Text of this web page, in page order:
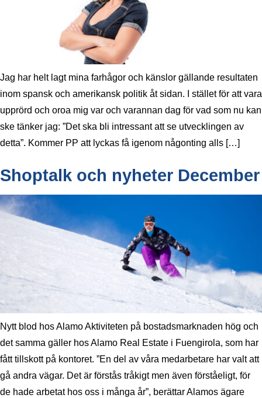
Jag har helt lagt mina farhågor och känslor gällande resultaten
inom spansk och amerikansk politik åt sidan. I stället för att vara
upprörd och oroa mig var och varannan dag för vad som nu kan
ske tänker jag: ”Det ska bli intressant att se utvecklingen av
detta”. Kommer PP att lyckas få igenom någonting alls […]
Shoptalk och nyheter December
Nytt blod hos Alamo Aktiviteten på bostadsmarknaden hög och
det samma gäller hos Alamo Real Estate i Fuengirola, som har
fått tillskott på kontoret. ”En del av våra medarbetare har valt att
gå andra vägar. Det är förstås tråkigt men även förståeligt, för
de hade arbetat hos oss i många år”, berättar Alamos ägare